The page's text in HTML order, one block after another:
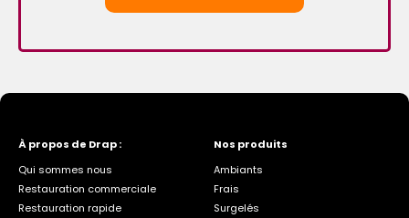
À propos de Drap :
Qui sommes nous
Restauration commerciale
Restauration rapide
Nos produits
Ambiants
Frais
Surgelés